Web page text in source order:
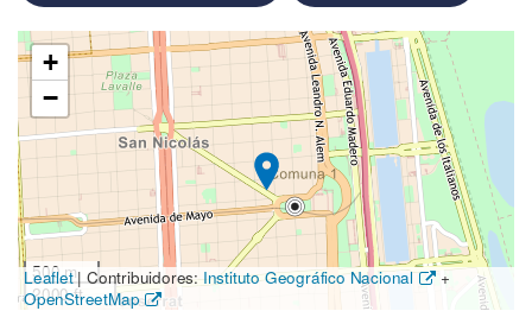
Ubicación
en
el
mapa
+
−
500 m
2000 ft
Leaflet |Contribuidores:Instituto Geográfico Nacional
+
OpenStreetMap